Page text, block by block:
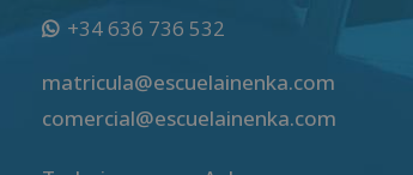
+34 636 736 532
matricula@escuelainenka.com
comercial@escuelainenka.com